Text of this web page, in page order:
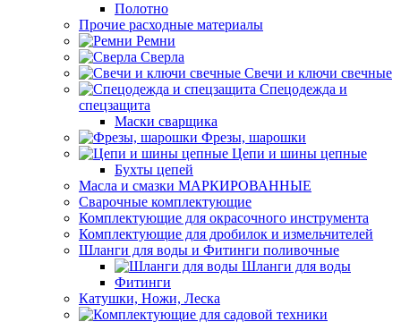
Полотно
Прочие расходные материалы
Ремни
Сверла
Свечи и ключи свечные
Спецодежда и
спецзащита
Маски сварщика
Фрезы, шарошки
Цепи и шины цепные
Бухты цепей
Масла и смазки МАРКИРОВАННЫЕ
Сварочные комплектующие
Комплектующие для окрасочного инструмента
Комплектующие для дробилок и измельчителей
Шланги для воды и Фитинги поливочные
Шланги для воды
Фитинги
Катушки, Ножи, Леска